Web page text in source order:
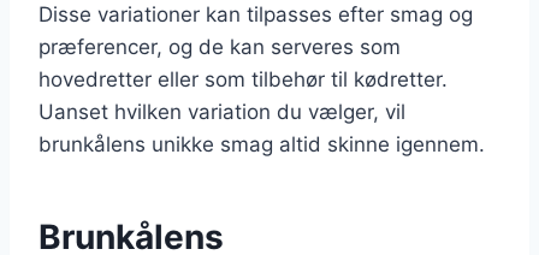
Disse variationer kan tilpasses efter smag og
præferencer, og de kan serveres som
hovedretter eller som tilbehør til kødretter.
Uanset hvilken variation du vælger, vil
brunkålens unikke smag altid skinne igennem.
Brunkålens